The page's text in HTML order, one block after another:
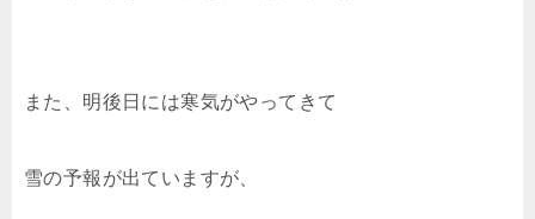
また、明後日には寒気がやってきて
雪の予報が出ていますが、